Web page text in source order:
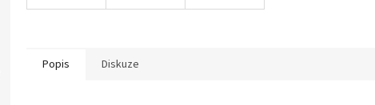
Popis Diskuze